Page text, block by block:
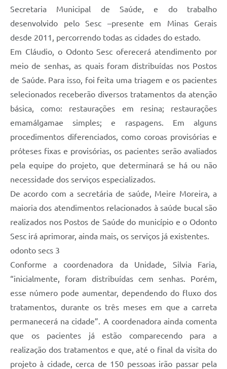
Secretaria Municipal de Saúde, e do trabalho
desenvolvido pelo Sesc –presente em Minas Gerais
desde 2011, percorrendo todas as cidades do estado.
Em Cláudio, o Odonto Sesc oferecerá atendimento por
meio de senhas, as quais foram distribuídas nos Postos
de Saúde. Para isso, foi feita uma triagem e os pacientes
selecionados receberão diversos tratamentos da atenção
básica, como: restaurações em resina; restaurações
emamálgamae simples; e raspagens. Em alguns
procedimentos diferenciados, como coroas provisórias e
próteses fixas e provisórias, os pacientes serão avaliados
pela equipe do projeto, que determinará se há ou não
necessidade dos serviços especializados.
De acordo com a secretária de saúde, Meire Moreira, a
maioria dos atendimentos relacionados à saúde bucal são
realizados nos Postos de Saúde do município e o Odonto
Sesc irá aprimorar, ainda mais, os serviços já existentes.
odonto secs 3
Conforme a coordenadora da Unidade, Silvia Faria,
“inicialmente, foram distribuídas cem senhas. Porém,
esse número pode aumentar, dependendo do fluxo dos
tratamentos, durante os três meses em que a carreta
permanecerá na cidade”. A coordenadora ainda comenta
que os pacientes já estão comparecendo para a
realização dos tratamentos e que, até o final da visita do
projeto à cidade, cerca de 150 pessoas irão passar pela